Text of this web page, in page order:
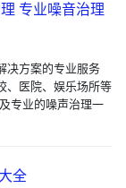
专业噪音治理
决方案的专业服务
、医院、娱乐场所等
专业的噪声治理一
全